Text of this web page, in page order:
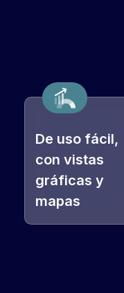
De uso fácil,
con vistas
gráficas y
mapas